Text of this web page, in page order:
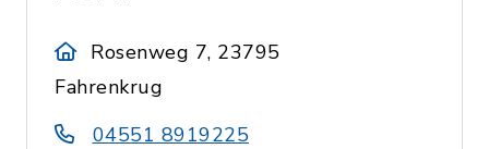
Rosenweg 7, 23795
Fahrenkrug
04551 8919225